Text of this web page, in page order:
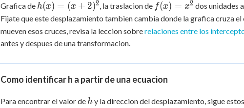
Grafica de h(x)
= (x
+
h(x) = (x + 2)2 , la traslacion de f(x)
=
x^2
f(x) = x2 dos unidades
Fijate que este desplazamiento tambien cambia donde la grafica cruza el
mueven esos cruces, revisa la leccion sobrerelaciones entre los
antes y despues de una transformacion.
Como identificar h a partir de una ecuacion
Para encontrar el valor de h
hy la direccion del desplazamiento, sigue